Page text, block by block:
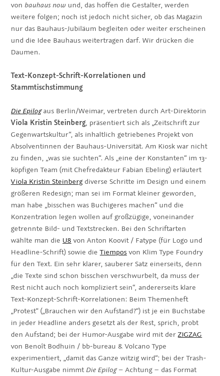
von bauhaus now und, das hoffen die Gestalter, werden
weitere folgen; noch ist jedoch nicht sicher, ob das Magazin
nur das Bauhaus-Jubiläum begleiten oder weiter erscheinen
und die Idee Bauhaus weitertragen darf. Wir drücken die
Daumen.
Text-Konzept-Schrift-Korrelationen und
Stammtischstimmung
Die Epilog aus Berlin/Weimar, vertreten durch Art-Direktorin
Viola Kristin Steinberg, präsentiert sich als „Zeitschrift zur
Gegenwartskultur“, als inhaltlich getriebenes Projekt von
Absolventinnen der Bauhaus-Universität. Am Kiosk war nicht
zu finden, „was sie suchten“. Als „eine der Konstanten“ im 13-
köpfigen Team (mit Chefredakteur Fabian Ebeling) erläutert
Viola Kristin Steinberg diverse Schritte im Design und einem
größeren Redesign; man sei im Format kleiner geworden,
man habe „bisschen was Buchigeres machen“ und die
Konzentration legen wollen auf großzügige, voneinander
getrennte Bild- und Textstrecken. Bei den Schriftarten
wählte man die U8 von Anton Koovit / Fatype (für Logo und
Headline-Schrift) sowie dieTiempos von Klim Type Foundry
für den Text. Ein sehr klarer, sauberer Satz einerseits, denn
„die Texte sind schon bisschen verschwurbelt, da muss der
Rest nicht auch noch kompliziert sein“, andererseits klare
Text-Konzept-Schrift-Korrelationen: Beim Themenheft
„Protest“ („Brauchen wir den Aufstand?“) ist je ein Buchstabe
in jeder Headline anders gesetzt als der Rest, sprich, probt
den Aufstand; bei der Humor-Ausgabe wird mit derZIGZAG
von Benoît Bodhuin / bb-bureau & Volcano Type
experimentiert, „damit das Ganze witzig wird“; bei der Trash-
Kultur-Ausgabe nimmt Die Epilog– Achtung – das Format